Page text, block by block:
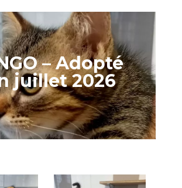
– Adopté
juillet 2026